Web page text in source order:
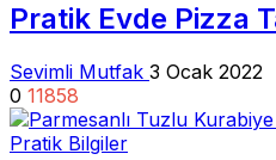
Pratik Evde Pizza
Sevimli Mutfak 3 Ocak 2022
0 11858
Pratik Bilgiler